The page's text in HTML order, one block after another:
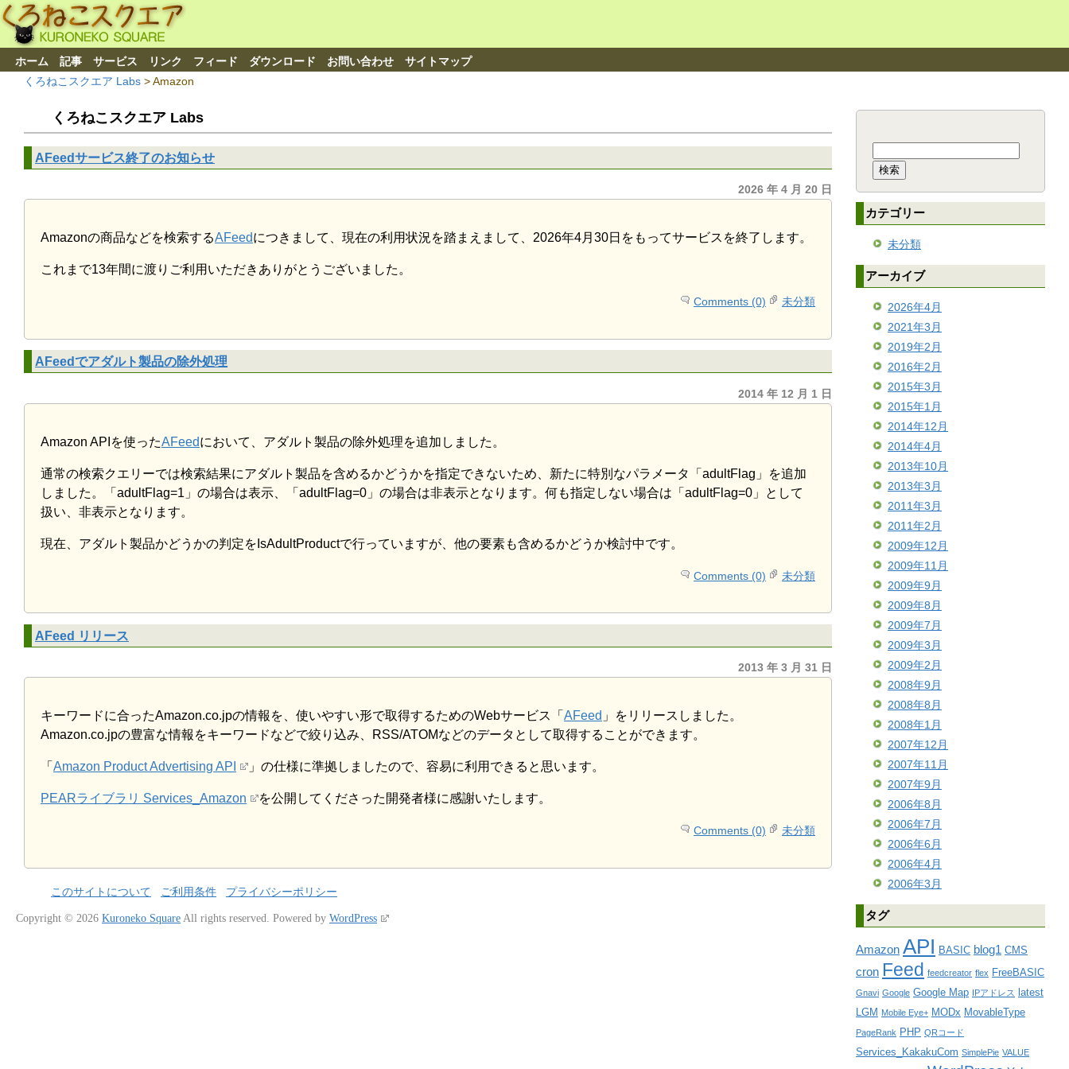
ホーム 記事 サービス リンク フィード ダウンロード お問い合わせ サイトマップ
くろねこスクエア Labs >Amazon
くろねこスクエア Labs
AFeedサービス終了のお知らせ
2026 年 4 月 20 日
Amazonの商品などを検索するAFeedにつきまして、現在の利用状況を踏まえまして、2026年4月30日をもってサービスを終了します。
これまで13年間に渡りご利用いただきありがとうございました。
Comments (0) 未分類
AFeedでアダルト製品の除外処理
2014 年 12 月 1 日
Amazon APIを使ったAFeedにおいて、アダルト製品の除外処理を追加しました。
通常の検索クエリーでは検索結果にアダルト製品を含めるかどうかを指定できないため、新たに特別なパラメータ「adultFlag」を追加
しました。「adultFlag=1」の場合は表示、「adultFlag=0」の場合は非表示となります。何も指定しない場合は「adultFlag=0」として
扱い、非表示となります。
現在、アダルト製品かどうかの判定をIsAdultProductで行っていますが、他の要素も含めるかどうか検討中です。
Comments (0) 未分類
AFeed リリース
2013 年 3 月 31 日
キーワードに合ったAmazon.co.jpの情報を、使いやすい形で取得するためのWebサービス「 AFeed 」をリリースしました。
Amazon.co.jpの豊富な情報をキーワードなどで絞り込み、RSS/ATOMなどのデータとして取得することができます。
「 Amazon Product Advertising API 」の仕様に準拠しましたので、容易に利用できると思います。
PEARライブラリ Services_Amazon を公開してくださった開発者様に感謝いたします。
Comments (0) 未分類
カテゴリー
未分類
アーカイブ
2026年4月
2021年3月
2019年2月
2016年2月
2015年3月
2015年1月
2014年12月
2014年4月
2013年10月
2013年3月
2011年3月
2011年2月
2009年12月
2009年11月
2009年9月
2009年8月
2009年7月
2009年3月
2009年2月
2008年9月
2008年8月
2008年1月
2007年12月
2007年11月
2007年9月
2006年8月
2006年7月
2006年6月
2006年4月
2006年3月
タグ
Amazon API BASIC blog1 CMS
cron Feed feedcreator flex FreeBASIC
Gnavi Google Google Map IPアドレス latest
LGM Mobile Eye+ MODx MovableType
PageRank PHP QRコード
Services_KakakuCom SimplePie VALUE
このサイトについて ご利用条件 プライバシーポリシー
Copyright © 2026 Kuroneko Square All rights reserved. Powered by WordPress